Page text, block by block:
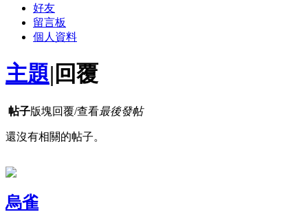
好友
留言板
個人資料
主題| 回覆
帖子版塊回覆/查看最後發帖
還沒有相關的帖子。
烏雀